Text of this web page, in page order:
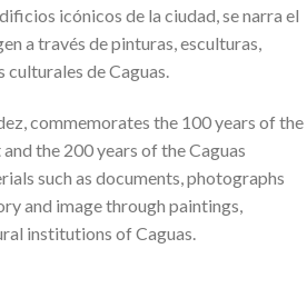
icónicos de la ciudad, se narra el
a través de pinturas, esculturas,
culturales de Caguas.
commemorates the 100 years of the
the 200 years of the Caguas
such as documents, photographs
and image through paintings,
institutions of Caguas.